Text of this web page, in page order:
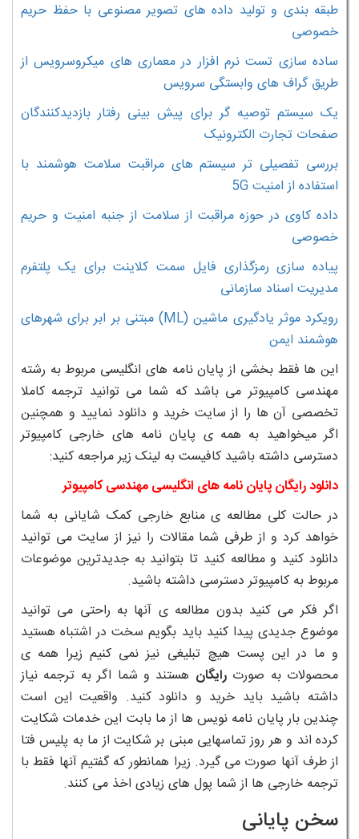
طبقه بندی و تولید داده های تصویر مصنوعی با حفظ حریم
خصوصی
ساده سازی تست نرم افزار در معماری های میکروسرویس از
طریق گراف های وابستگی سرویس
یک سیستم توصیه گر برای پیش بینی رفتار بازدیدکنندگان
صفحات تجارت الکترونیک
بررسی تفصیلی تر سیستم های مراقبت سلامت هوشمند با
استفاده از امنیت 5G
داده کاوی در حوزه مراقبت از سلامت از جنبه امنیت و حریم
خصوصی
پیاده سازی رمزگذاری فایل سمت کلاینت برای یک پلتفرم
مدیریت اسناد سازمانی
رویکرد موثر یادگیری ماشین (ML) مبتنی بر ابر برای شهرهای
هوشمند ایمن
این ها فقط بخشی از پایان نامه های انگلیسی مربوط به رشته
مهندسی کامپیوتر می باشد که شما می توانید ترجمه کاملا
تخصصی آن ها را از سایت خرید و دانلود نمایید و همچنین
اگر میخواهید به همه ی پایان نامه های خارجی کامپیوتر
دسترسی داشته باشید کافیست به لینک زیر مراجعه کنید:
دانلود رایگان پایان نامه های انگلیسی مهندسی کامپیوتر
در حالت کلی مطالعه ی منابع خارجی کمک شایانی به شما
خواهد کرد و از طرفی شما مقالات را نیز از سایت می توانید
دانلود کنید و مطالعه کنید تا بتوانید به جدیدترین موضوعات
مربوط به کامپیوتر دسترسی داشته باشید.
اگر فکر می کنید بدون مطالعه ی آنها به راحتی می توانید
موضوع جدیدی پیدا کنید باید بگویم سخت در اشتباه هستید
و ما در این پست هیچ تبلیغی نیز نمی کنیم زیرا همه ی
محصولات به صورترایگان هستند و شما اگر به ترجمه نیاز
داشته باشید باید خرید و دانلود کنید. واقعیت این است
چندین بار پایان نامه نویس ها از ما بابت این خدمات شکایت
کرده اند و هر روز تماسهایی مبنی بر شکایت از ما به پلیس فتا
از طرف آنها صورت می گیرد. زیرا همانطور که گفتیم آنها فقط با
ترجمه خارجی ها از شما پول های زیادی اخذ می کنند.
سخن پایانی